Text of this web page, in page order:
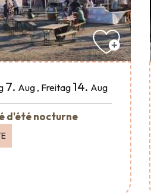
7. Aug, Freitag 14. Aug
d'été nocturne